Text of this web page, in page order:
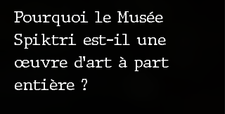
Pourquoi le Musée
Spiktri est-il une
œuvre d’art à part
entière ?